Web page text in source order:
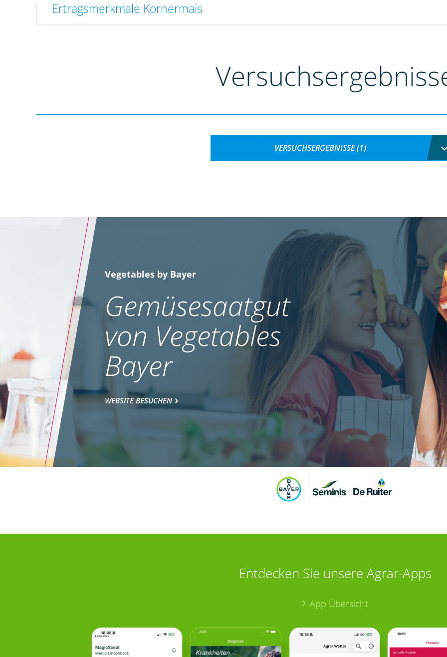
Ertragsmerkmale Körnermais
VERSUCHSERGEBNISSE (1)
Vegetables by Bayer
Gemüsesaatgut
von Vegetables
Bayer
WEBSITE BESUCHEN
Entdecken Sie unsere Agrar-Apps
App Übersicht